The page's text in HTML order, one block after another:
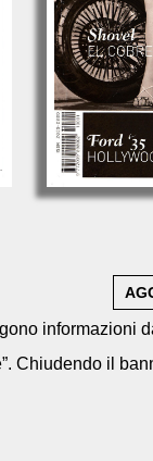
Chiudendo il